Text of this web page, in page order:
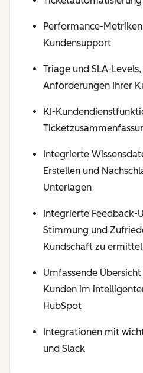
Performance-
Kundensupport
Triage und SLA-
Anforderungen Ihrer
KI-
Integrierte
Erstellen und
Unterlagen
Integrierte Feedback-
Stimmung und
Kundschaft zu
Umfassende
Kunden im
HubSpot
Integrationen mit
und Slack